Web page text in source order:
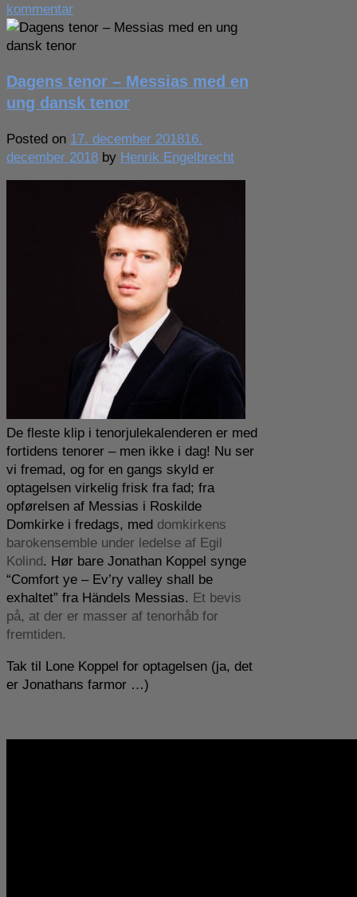
kommentartil
Dagens
tenor
hør
Verdis
Otello
…
1850!
Dagens tenor – Messias med en
ung dansk tenor
Posted on 17. december 201816.
december 2018 by Henrik Engelbrecht
De fleste klip i tenorjulekalenderen er med
fortidens tenorer – men ikke i dag! Nu ser
vi fremad, og for en gangs skyld er
optagelsen virkelig frisk fra fad; fra
opførelsen af Messias i Roskilde
Domkirke i fredags, med domkirkens
barokensemble under ledelse af Egil
Kolind. Hør bare Jonathan Koppel synge
“Comfort ye – Ev’ry valley shall be
exhaltet” fra Händels Messias. Et bevis
på, at der er masser af tenorhåb for
fremtiden.
Tak til Lone Koppel for optagelsen (ja, det
er Jonathans farmor …)